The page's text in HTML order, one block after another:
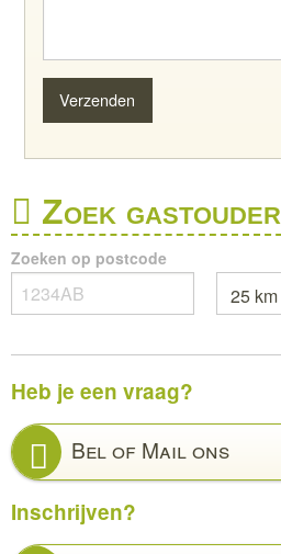
Zoek gastouder
Zoeken op postcode
Heb je een vraag?
Bel of Mail ons
Inschrijven?